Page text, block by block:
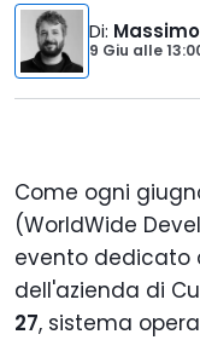
Di:
9 Giu alle
Come ogni
(WorldWide
evento dedicato
dell'azienda di
27, sistema